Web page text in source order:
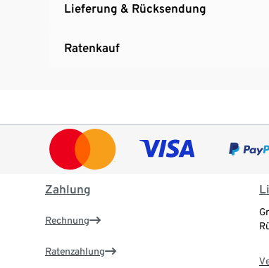
Lieferung & Rücksendung
Ratenkauf
Zahlung
Rechnung
Ratenzahlung